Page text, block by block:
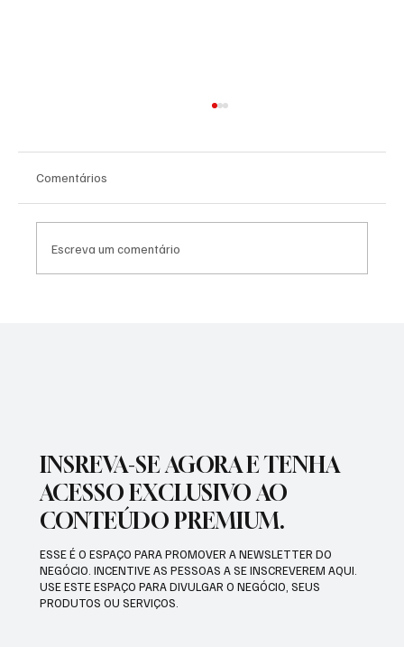
Comentários
Escreva um comentário
INSREVA-SE AGORA E TENHA
ACESSO EXCLUSIVO AO
CONTEÚDO PREMIUM.
ESSE É O ESPAÇO PARA PROMOVER A NEWSLETTER DO
NEGÓCIO. INCENTIVE AS PESSOAS A SE INSCREVEREM AQUI.
USE ESTE ESPAÇO PARA DIVULGAR O NEGÓCIO, SEUS
PRODUTOS OU SERVIÇOS.